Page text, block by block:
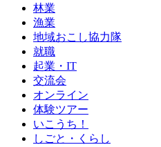
林業
漁業
地域おこし協力隊
就職
起業・IT
交流会
オンライン
体験ツアー
いこうち！
しごと・くらし